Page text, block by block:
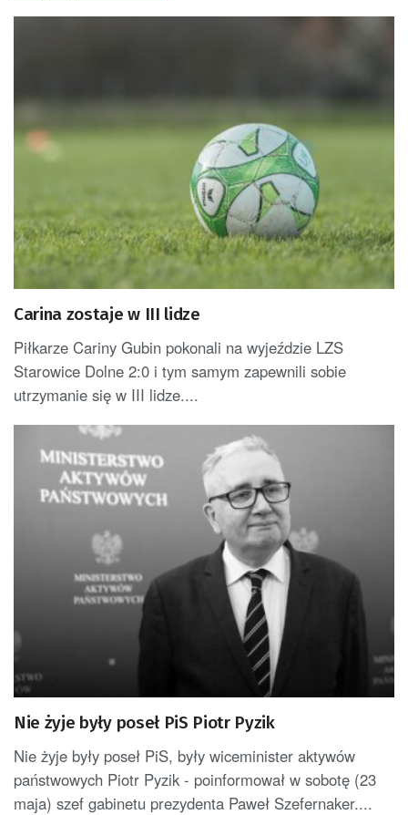
Carina zostaje w III lidze
Piłkarze Cariny Gubin pokonali na wyjeździe LZS
Starowice Dolne 2:0 i tym samym zapewnili sobie
utrzymanie się w III lidze....
Nie żyje były poseł PiS Piotr Pyzik
Nie żyje były poseł PiS, były wiceminister aktywów
państwowych Piotr Pyzik - poinformował w sobotę (23
maja) szef gabinetu prezydenta Paweł Szefernaker....